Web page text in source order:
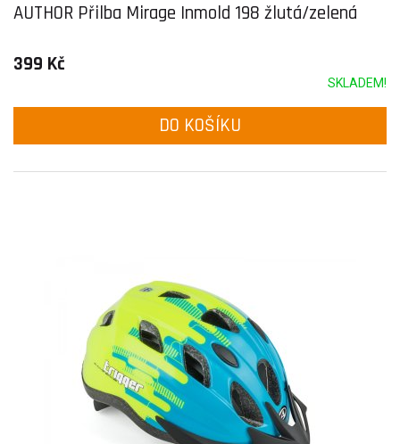
AUTHOR Přilba Mirage Inmold 198 žlutá/zelená
399 Kč
SKLADEM!
DO KOŠÍKU